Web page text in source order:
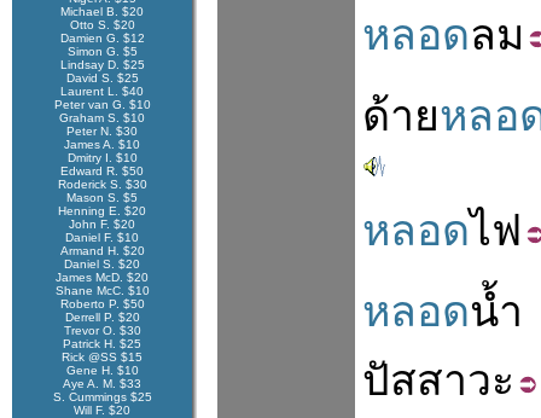
Michael B. $20
Otto S. $20
Damien G. $12
Simon G. $5
Lindsay D. $25
David S. $25
Laurent L. $40
Peter van G. $10
Graham S. $10
Peter N. $30
James A. $10
Dmitry I. $10
Edward R. $50
Roderick S. $30
Mason S. $5
Henning E. $20
John F. $20
Daniel F. $10
Armand H. $20
Daniel S. $20
James McD. $20
Shane McC. $10
Roberto P. $50
Derrell P. $20
Trevor O. $30
Patrick H. $25
Rick @SS $15
Gene H. $10
Aye A. M. $33
S. Cummings $25
Will F. $20
หลอดลม
ด้ายหลอ
หลอดไฟ
หลอดน้ำ
ปัสสาวะ